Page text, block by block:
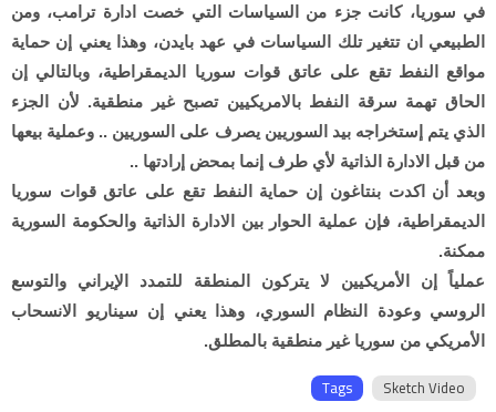
في سوريا، كانت جزء من السياسات التي خصت ادارة ترامب، ومن
الطبيعي ان تتغير تلك السياسات في عهد بايدن، وهذا يعني إن حماية
مواقع النفط تقع على عاتق قوات سوريا الديمقراطية، وبالتالي إن
الحاق تهمة سرقة النفط بالامريكيين تصبح غير منطقية. لأن الجزء
الذي يتم إستخراجه بيد السوريين يصرف على السوريين .. وعملية بيعها
من قبل الادارة الذاتية لأي طرف إنما بمحض إرادتها ..
وبعد أن اكدت بنتاغون إن حماية النفط تقع على عاتق قوات سوريا
الديمقراطية، فإن عملية الحوار بين الادارة الذاتية والحكومة السورية
ممكنة.
عملياً إن الأمريكيين لا يتركون المنطقة للتمدد الإيراني والتوسع
الروسي وعودة النظام السوري، وهذا يعني إن سيناريو الانسحاب
الأمريكي من سوريا غير منطقية بالمطلق.
Tags Sketch Video